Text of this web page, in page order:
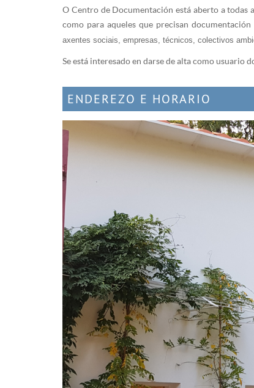
O Centro de Documentación está aberto a todas
como para aqueles que precisan
axentes sociais, empresas, técnicos, colectivos
Se está interesado en darse de alta como usuario
ENDEREZO E HORARIO